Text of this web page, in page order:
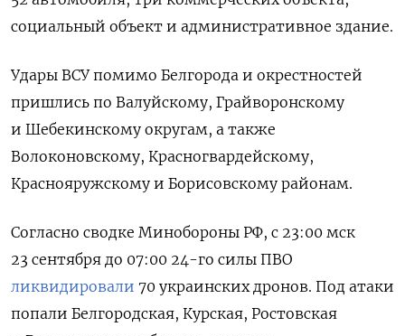
социальный объект и административное здание.
Удары ВСУ помимо Белгорода и окрестностей
пришлись по Валуйскому, Грайворонскому
и Шебекинскому округам, а также
Волоконовскому, Красногвардейскому,
Краснояружскому и Борисовскому районам.
Согласно сводке Минобороны РФ, с 23:00 мск
23 сентября до 07:00 24-го силы ПВО
ликвидировали 70 украинских дронов. Под атаки
попали Белгородская, Курская, Ростовская